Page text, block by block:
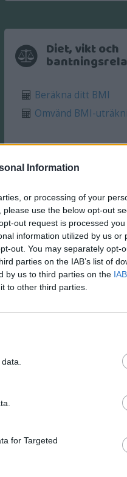
Information
or processing of your
use the below opt-out
out request is processed you
information utilized by us or
out. You may separately opt-
parties on the IAB’s list of
by us to third parties on the
to other third parties.
for Targeted
Diet, vikt och
Beräkna ditt BMI
Omvänd BMI-
Matematik
Beräkna roten av
Se alla 5 kalkyler